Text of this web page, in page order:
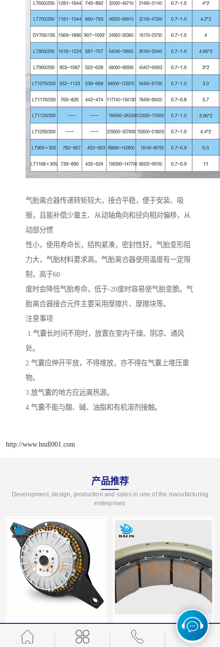
气胎离合器传递转矩较大，接合平稳，便于安装、吸
振，且能补偿少量主、从动轴角向和径向相对偏移，从
动部分惯
性小，使用寿命长，结构紧凑，密封性好。气胎变形阻
力大，气胎材料要求高。气胎离合器使用温度有一定限
制，高于60
度时会降低气胎寿命，低于-20度时容易使气胎变脆。气
胎离合器接合元件主要采用摩擦片、摩擦块等。
注意事项
1.气囊长时间不用时，放置在室内干燥、阴凉、通风
处。
2.气囊应伸开平放，不得堆放，亦不得在气囊上堆压重
物。
3.放气囊的地方应远离热源。
4.气囊不能与酸、碱、油脂和有机溶剂接触。
http://www.hndl001.com
产品推荐
Development, design, production and sales in one of the manufacturing
enterprises
气动冲床离合器KB0100 气胎离合器气囊12CB350